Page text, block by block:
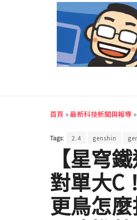
首頁 »最新科技新聞與報導 »
Tags: 2.4 genshin
【星穹
對單大C
更鳥怎